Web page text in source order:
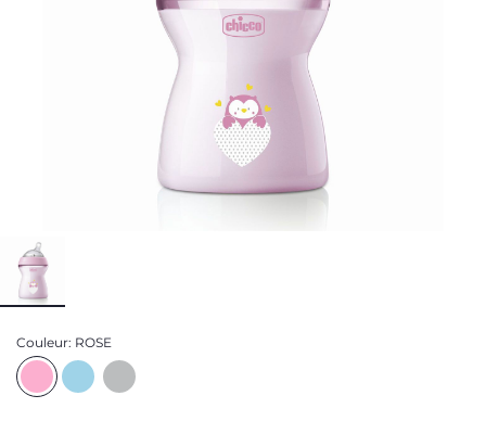
Couleur: ROSE